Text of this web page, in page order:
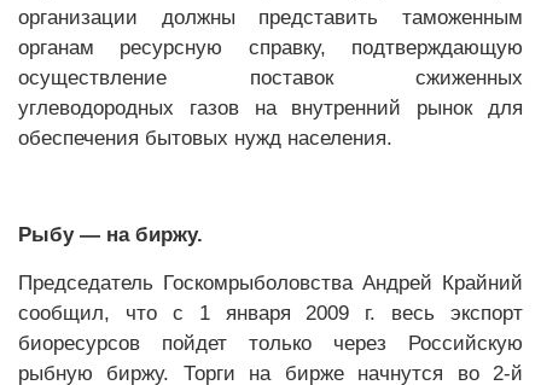
организации должны представить таможенным
органам ресурсную справку, подтверждающую
осуществление поставок сжиженных
углеводородных газов на внутренний рынок для
обеспечения бытовых нужд населения.
Рыбу — на биржу.
Председатель Госкомрыболовства Андрей Крайний
сообщил, что с 1 января 2009 г. весь экспорт
биоресурсов пойдет только через Российскую
рыбную биржу. Торги на бирже начнутся во 2-й